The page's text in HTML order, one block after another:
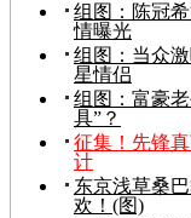
组图：陈冠
情曝光
组图：当众
星情侣
组图：富豪
具”？
征集！先锋
计
东京浅草桑
欢！(图)